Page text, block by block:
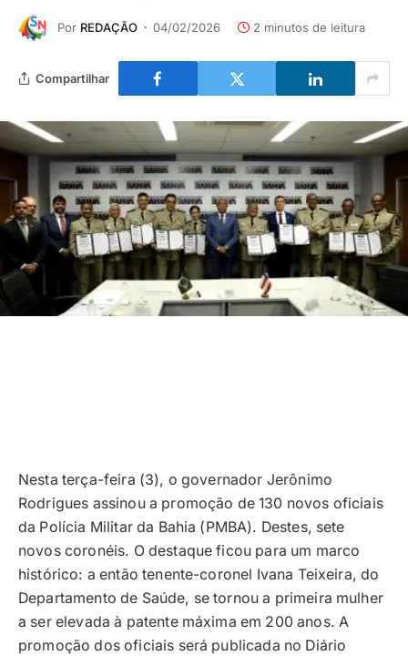
Por REDAÇÃO 04/02/2026 2 minutos de leitura
Compartilhar
Nesta terça-feira (3), o governador Jerônimo
Rodrigues assinou a promoção de 130 novos oficiais
da Polícia Militar da Bahia (PMBA). Destes, sete
novos coronéis. O destaque ficou para um marco
histórico: a então tenente-coronel Ivana Teixeira, do
Departamento de Saúde, se tornou a primeira mulher
a ser elevada à patente máxima em 200 anos. A
promoção dos oficiais será publicada no Diário